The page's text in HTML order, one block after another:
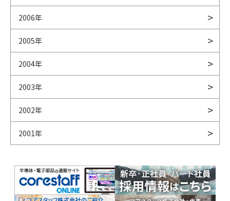
2006年
2005年
2004年
2003年
2002年
2001年